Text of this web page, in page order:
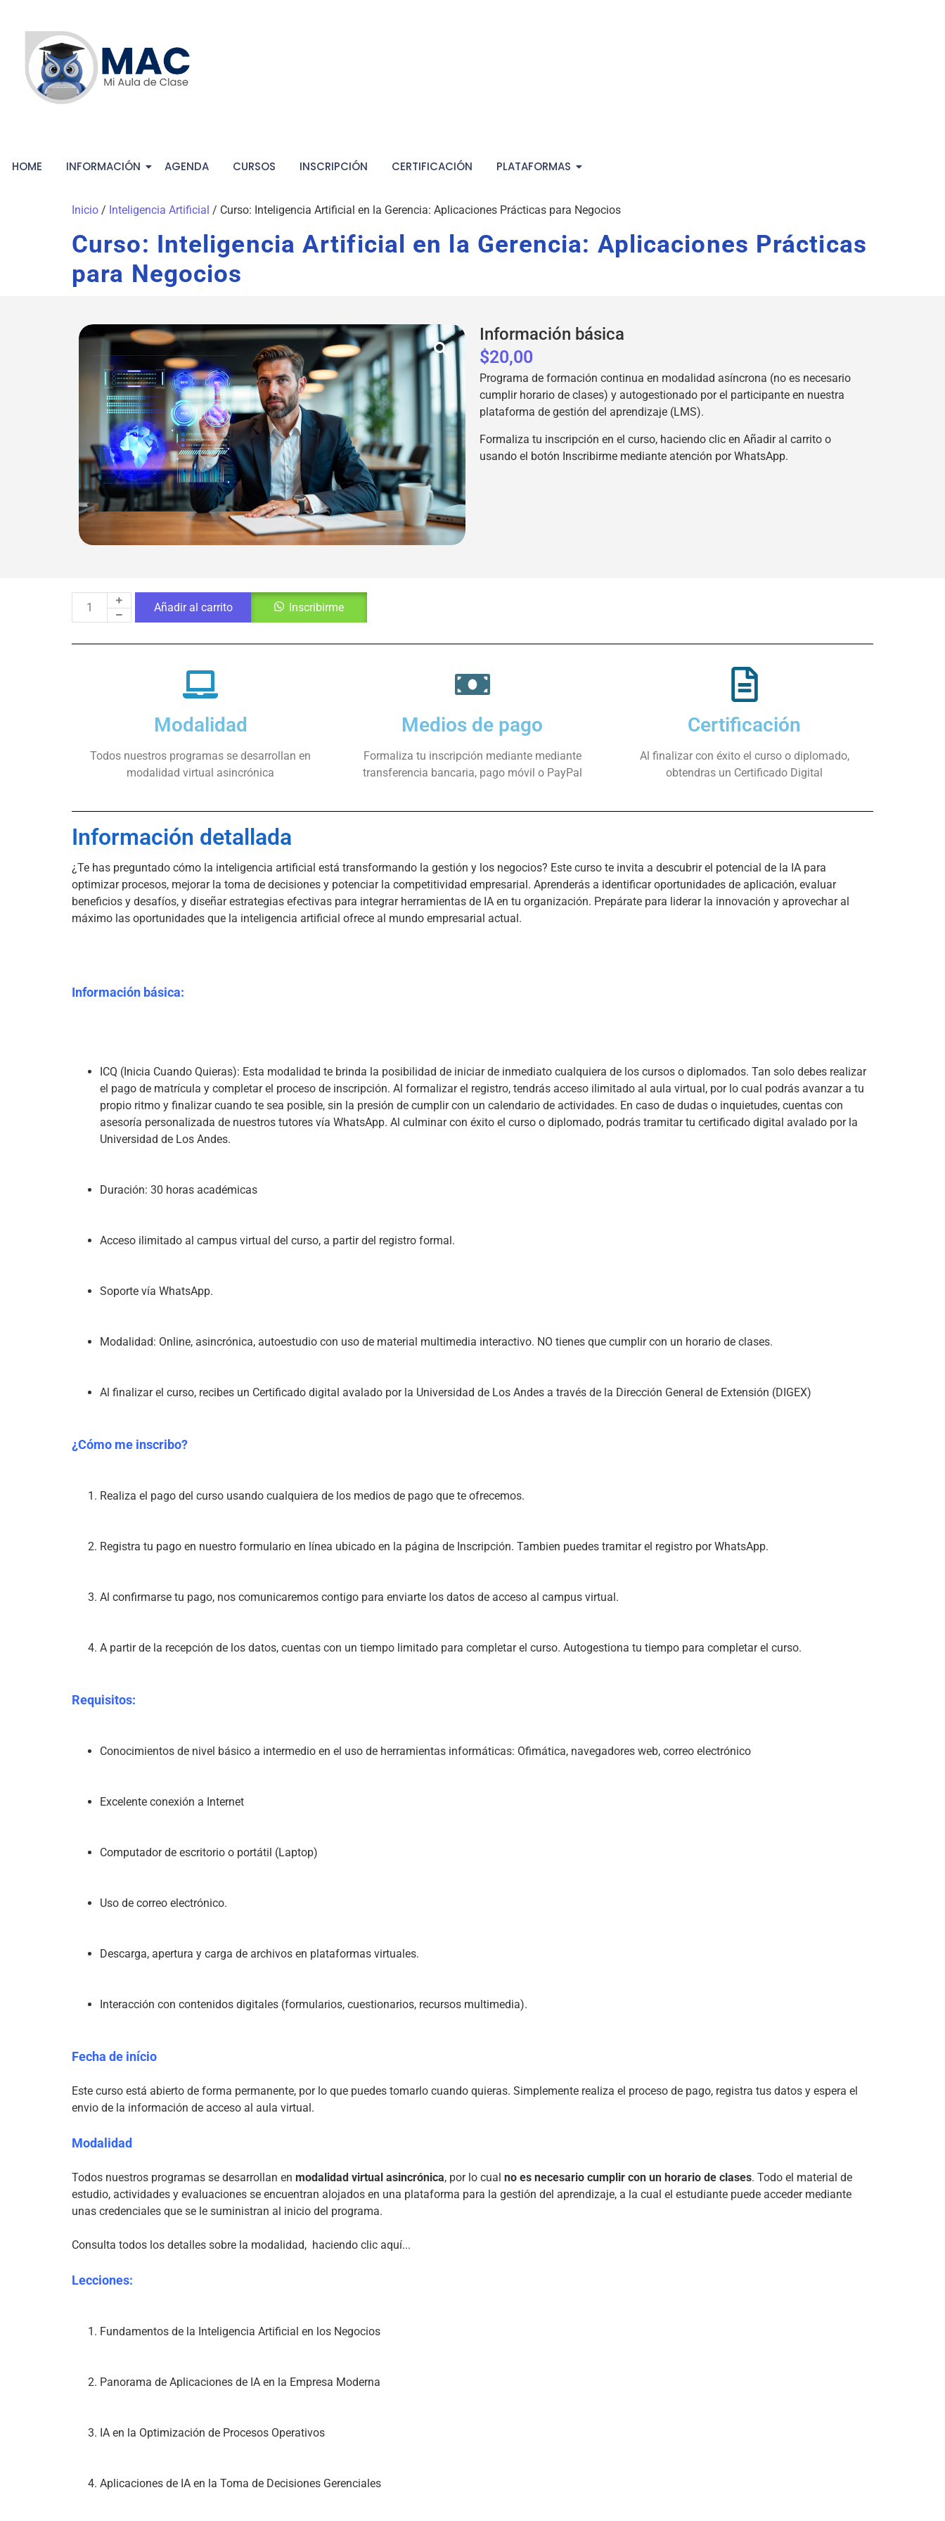
HOME INFORMACIÓN AGENDA CURSOS INSCRIPCIÓN CERTIFICACIÓN PLATAFORMAS
Inicio / Inteligencia Artificial / Curso: Inteligencia Artificial en la Gerencia: Aplicaciones Prácticas para Negocios
Curso: Inteligencia Artificial en la Gerencia: Aplicaciones Prácticas
para Negocios
Información básica
$20,00
Programa de formación continua en modalidad asíncrona (no es necesario
cumplir horario de clases) y autogestionado por el participante en nuestra
plataforma de gestión del aprendizaje (LMS).
Formaliza tu inscripción en el curso, haciendo clic en Añadir al carrito o
usando el botón Inscribirme mediante atención por WhatsApp.
Añadir al carrito Inscribirme
Modalidad
Todos nuestros programas se desarrollan en
modalidad virtual asincrónica
Medios de pago
Formaliza tu inscripción mediante mediante
transferencia bancaria, pago móvil o PayPal
Certificación
Al finalizar con éxito el curso o diplomado,
obtendras un Certificado Digital
Información detallada
¿Te has preguntado cómo la inteligencia artificial está transformando la gestión y los negocios? Este curso te invita a descubrir el potencial de la IA para
optimizar procesos, mejorar la toma de decisiones y potenciar la competitividad empresarial. Aprenderás a identificar oportunidades de aplicación, evaluar
beneficios y desafíos, y diseñar estrategias efectivas para integrar herramientas de IA en tu organización. Prepárate para liderar la innovación y aprovechar al
máximo las oportunidades que la inteligencia artificial ofrece al mundo empresarial actual.
Información básica:
ICQ (Inicia Cuando Quieras): Esta modalidad te brinda la posibilidad de iniciar de inmediato cualquiera de los cursos o diplomados. Tan solo debes realizar
el pago de matrícula y completar el proceso de inscripción. Al formalizar el registro, tendrás acceso ilimitado al aula virtual, por lo cual podrás avanzar a tu
propio ritmo y finalizar cuando te sea posible, sin la presión de cumplir con un calendario de actividades. En caso de dudas o inquietudes, cuentas con
asesoría personalizada de nuestros tutores vía WhatsApp. Al culminar con éxito el curso o diplomado, podrás tramitar tu certificado digital avalado por la
Universidad de Los Andes.
Duración: 30 horas académicas
Acceso ilimitado al campus virtual del curso, a partir del registro formal.
Soporte vía WhatsApp.
Modalidad: Online, asincrónica, autoestudio con uso de material multimedia interactivo. NO tienes que cumplir con un horario de clases.
Al finalizar el curso, recibes un Certificado digital avalado por la Universidad de Los Andes a través de la Dirección General de Extensión (DIGEX)
¿Cómo me inscribo?
Realiza el pago del curso usando cualquiera de los medios de pago que te ofrecemos.
Registra tu pago en nuestro formulario en línea ubicado en la página de Inscripción. Tambien puedes tramitar el registro por WhatsApp.
Al confirmarse tu pago, nos comunicaremos contigo para enviarte los datos de acceso al campus virtual.
A partir de la recepción de los datos, cuentas con un tiempo limitado para completar el curso. Autogestiona tu tiempo para completar el curso.
Requisitos:
Conocimientos de nivel básico a intermedio en el uso de herramientas informáticas: Ofimática, navegadores web, correo electrónico
Excelente conexión a Internet
Computador de escritorio o portátil (Laptop)
Uso de correo electrónico.
Descarga, apertura y carga de archivos en plataformas virtuales.
Interacción con contenidos digitales (formularios, cuestionarios, recursos multimedia).
Fecha de início
Este curso está abierto de forma permanente, por lo que puedes tomarlo cuando quieras. Simplemente realiza el proceso de pago, registra tus datos y espera el
envio de la información de acceso al aula virtual.
Modalidad
Todos nuestros programas se desarrollan en modalidad virtual asincrónica, por lo cual no es necesario cumplir con un horario de clases. Todo el material de
estudio, actividades y evaluaciones se encuentran alojados en una plataforma para la gestión del aprendizaje, a la cual el estudiante puede acceder mediante
unas credenciales que se le suministran al inicio del programa.
Consulta todos los detalles sobre la modalidad, haciendo clic aquí...
Lecciones:
Fundamentos de la Inteligencia Artificial en los Negocios
Panorama de Aplicaciones de IA en la Empresa Moderna
IA en la Optimización de Procesos Operativos
Aplicaciones de IA en la Toma de Decisiones Gerenciales